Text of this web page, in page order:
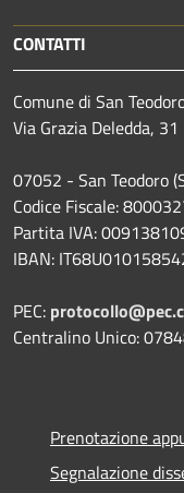
CONTATTI
Comune di San
Via Grazia Deledda, 31
07052 - San Teodoro
Codice Fiscale:
Partita IVA:
IBAN:
PEC:
Centralino Unico:
Prenotazione
Segnalazione